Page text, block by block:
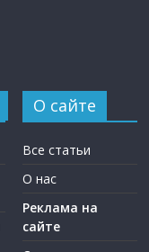
О сайте
Все статьи
О нас
Реклама на
сайте